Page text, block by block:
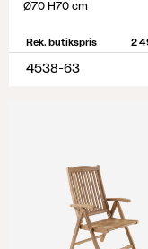
Ø70 H70 cm
Rek. butikspris 2
4538-63